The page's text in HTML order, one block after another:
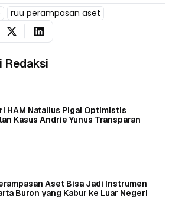
ruu perampasan aset
Redaksi
HAM Natalius Pigai Optimistis
Kasus Andrie Yunus Transparan
Aset Bisa Jadi Instrumen
Buron yang Kabur ke Luar Negeri